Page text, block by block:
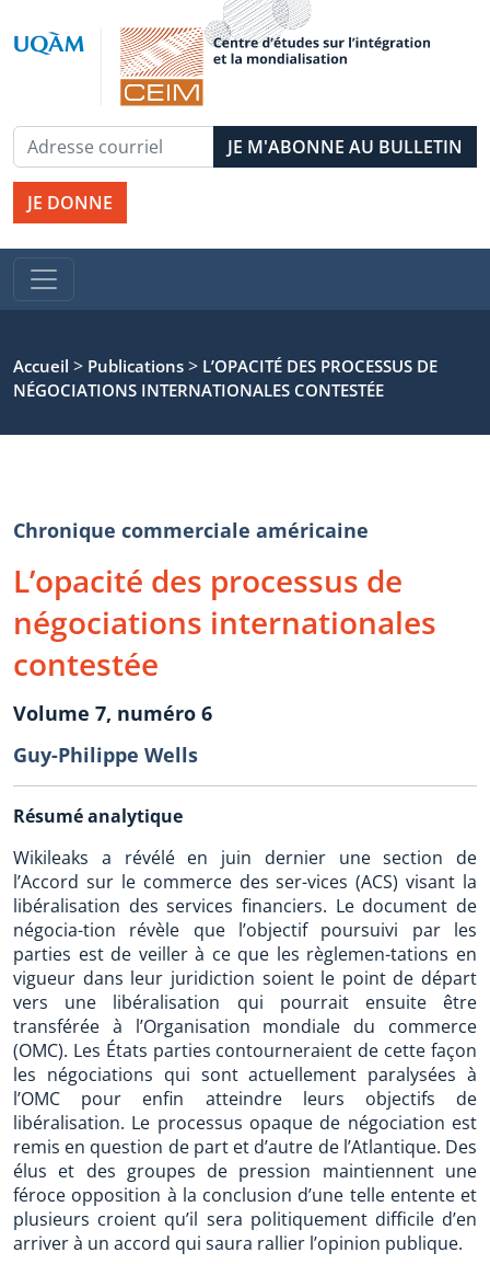
JE DONNE
Accueil > Publications > L’OPACITÉ DES PROCESSUS DE
NÉGOCIATIONS INTERNATIONALES CONTESTÉE
Chronique commerciale américaine
L’opacité des processus de
négociations internationales
contestée
Volume 7, numéro 6
Guy-Philippe Wells
Résumé analytique
Wikileaks a révélé en juin dernier une section de
l’Accord sur le commerce des ser-vices (ACS) visant la
libéralisation des services financiers. Le document de
négocia-tion révèle que l’objectif poursuivi par les
parties est de veiller à ce que les règlemen-tations en
vigueur dans leur juridiction soient le point de départ
vers une libéralisation qui pourrait ensuite être
transférée à l’Organisation mondiale du commerce
(OMC). Les États parties contourneraient de cette façon
les négociations qui sont actuellement paralysées à
l’OMC pour enfin atteindre leurs objectifs de
libéralisation. Le processus opaque de négociation est
remis en question de part et d’autre de l’Atlantique. Des
élus et des groupes de pression maintiennent une
féroce opposition à la conclusion d’une telle entente et
plusieurs croient qu’il sera politiquement difficile d’en
arriver à un accord qui saura rallier l’opinion publique.